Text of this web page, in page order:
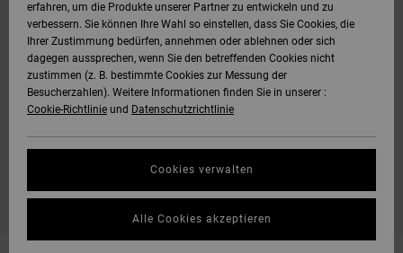
erfahren, um die Produkte unserer Partner zu entwickeln und zu
verbessern. Sie können Ihre Wahl so einstellen, dass Sie Cookies, die
Ihrer Zustimmung bedürfen, annehmen oder ablehnen oder sich
dagegen aussprechen, wenn Sie den betreffenden Cookies nicht
zustimmen (z. B. bestimmte Cookies zur Messung der
Besucherzahlen). Weitere Informationen finden Sie in unserer :
Cookie-Richtlinie und Datenschutzrichtlinie
Cookies verwalten
Alle Cookies akzeptieren